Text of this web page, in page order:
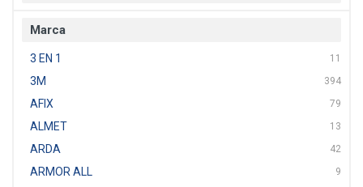
Marca
3 EN 1 11
3M 394
AFIX 79
ALMET 13
ARDA 42
ARMOR ALL 9